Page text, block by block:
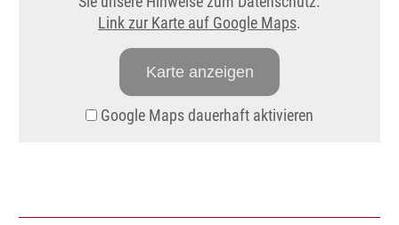
Link zur Karte auf Google Maps.
Karte anzeigen
Google Maps dauerhaft aktivieren